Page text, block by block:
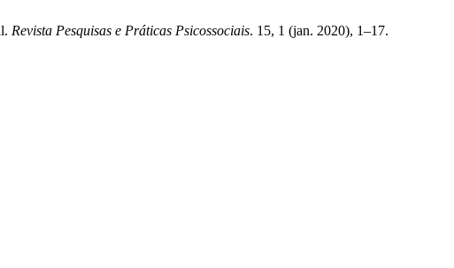
Revista Pesquisas e Práticas Psicossociais. 15, 1 (jan. 2020), 1–17.